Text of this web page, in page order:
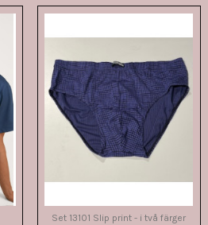
Set 13101 Slip print - i två färger